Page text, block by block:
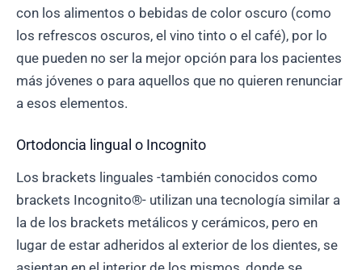
con los alimentos o bebidas de color oscuro (como
los refrescos oscuros, el vino tinto o el café), por lo
que pueden no ser la mejor opción para los pacientes
más jóvenes o para aquellos que no quieren renunciar
a esos elementos.
Ortodoncia lingual o Incognito
Los brackets linguales -también conocidos como
brackets Incognito®- utilizan una tecnología similar a
la de los brackets metálicos y cerámicos, pero en
lugar de estar adheridos al exterior de los dientes, se